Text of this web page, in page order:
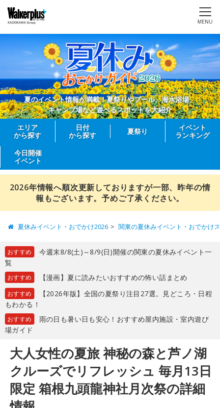
MENU
夏のイベント情報が満載！夏祭りやプール、海水浴場、
キャンプ場など遊べるスポットを大紹介
エリア
から探す
日付
から探す
夏祭り
イベント
ランキング
今日開催
イベント
2026年情報へ順次更新しておりますが一部、昨年の情
報もございます。予めご了承ください。
夏休みイベント・おでかけ2026 関東の夏休みイベント・おでかけ
おすすめ
今週末8/8(土)～8/9(日)開催の関東の夏休みイベント一
覧
おすすめ 【漫画】夏に読みたいおすすめの怖い話まとめ
おすすめ
【2026年版】全国の夏祭り注目27選。見どころ・日程
もわかる！
おすすめ
雨の日も暑い日も安心！おすすめ屋内施設・室内遊び
場ガイド
大人女性の夏旅 神秘の森と芦ノ湖
クルーズでリフレッシュ 毎月13日
限定 箱根九頭龍神社月次祭の詳細